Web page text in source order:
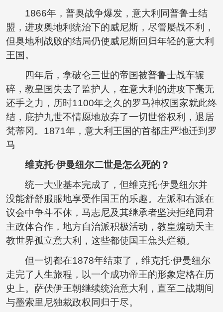
1866年，普奥战争爆发，意大利同普鲁士结
盟，进攻奥地利统治下的威尼斯，尽管屡战不利，
但奥地利战败的结局仍使威尼斯回归年轻的意大利
王国。
四年后，拿破仑三世的帝国被普鲁士战车辗
碎，教皇国失去了监护人，在意大利的进攻下毫无
还手之力，历时1100年之久的罗马神权国家就此终
结，庇护九世不情愿地放弃了一切世俗权利，退居
梵蒂冈。1871年，意大利王国的首都庄严地迁到罗
马
维克托·伊曼纽尔二世是怎么死的？
统一大业基本完成了，但维克托·伊曼纽尔并
没能舒舒服服地享受作国王的乐趣。左派和右派在
议会中争斗不休，马志尼及其继承者坚决拒绝同君
主政体合作，地方自治派积极活动，教皇煽动天主
教世界孤立意大利，这些都使国王焦头烂额。
但一切都在1878年结束了，维克托·伊曼纽尔
走完了人生旅程，以一个成功帝王的形象定格在历
史上。萨伏伊王朝继续统治意大利，直至二战期间
与墨索里尼独裁政权同归于尽。